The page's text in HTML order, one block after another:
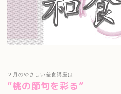
２月のやさしい差食講座は
”桃の節句を彩る”